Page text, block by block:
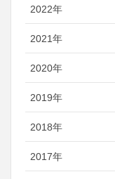
2022年
2021年
2020年
2019年
2018年
2017年